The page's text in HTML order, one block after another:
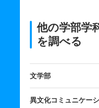
他の学部学
を調べる
文学部
異文化コミュニケー